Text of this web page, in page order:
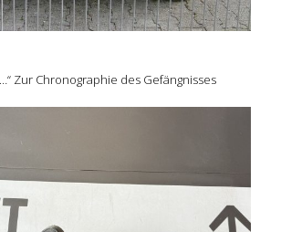
Zur Chronographie des Gefängnisses